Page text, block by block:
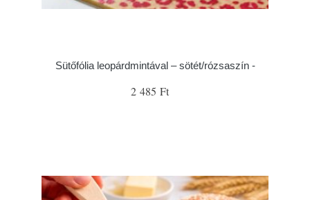
Sütőfólia leopárdmintával – sötét/rózsaszín -
2 485 Ft